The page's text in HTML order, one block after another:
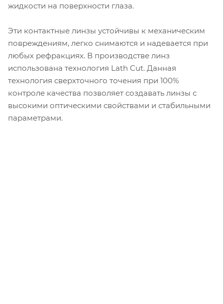
жидкости на поверхности глаза.
Эти контактные линзы устойчивы к механическим
повреждениям, легко снимаются и надевается при
любых рефракциях. В производстве линз
использована технология Lath Cut. Данная
технология сверхточного точения при 100%
контроле качества позволяет создавать линзы с
высокими оптическими свойствами и стабильными
параметрами.